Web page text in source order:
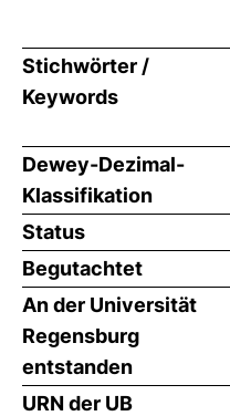
Stichwörter /
Keywords
Dewey-Dezimal-
Klassifikation
Status
Begutachtet
An der Universität
Regensburg
entstanden
URN der UB